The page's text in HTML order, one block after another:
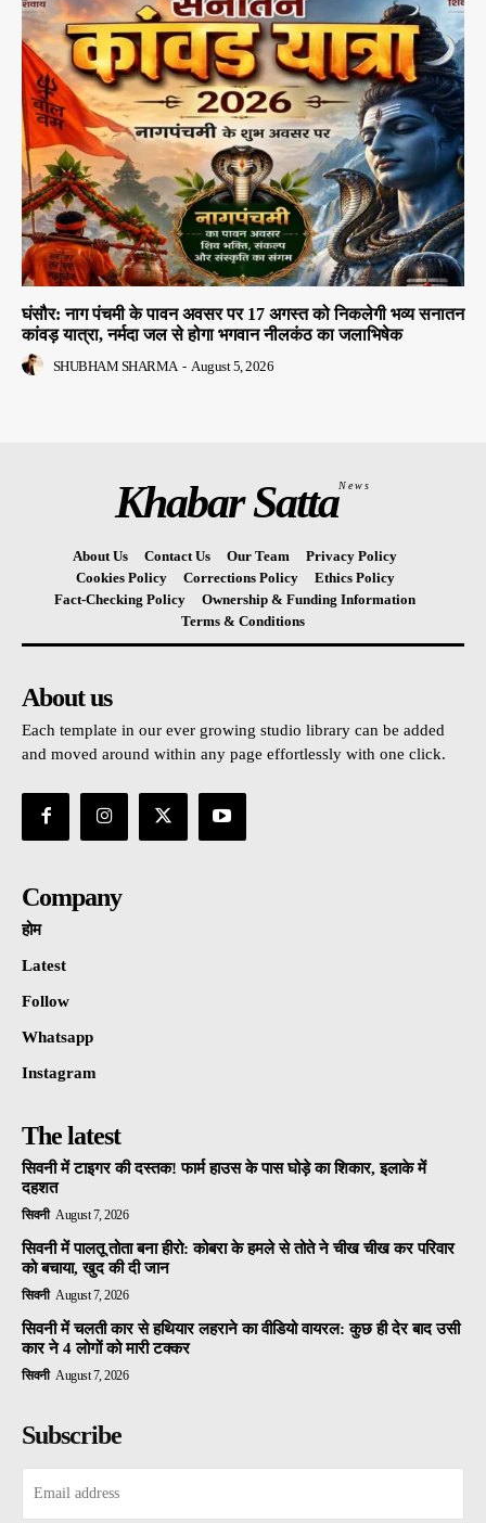
घंसौर: नाग पंचमी के पावन अवसर पर 17 अगस्त को निकलेगी भव्य सनातन
कांवड़ यात्रा, नर्मदा जल से होगा भगवान नीलकंठ का जलाभिषेक
SHUBHAM SHARMA - August 5, 2026
Khabar SattaNews
About Us Contact Us Our Team
Privacy Policy
Cookies Policy
Corrections Policy
Ethics Policy
Fact-Checking Policy
Ownership & Funding Information
Terms & Conditions
About us
Each template in our ever growing studio library can be added
and moved around within any page effortlessly with one click.
Company
होम
Latest
Follow
Whatsapp
Instagram
The latest
सिवनी में टाइगर की दस्तक! फार्म हाउस के पास घोड़े का शिकार, इलाके में
दहशत
सिवनी August 7, 2026
सिवनी में पालतू तोता बना हीरो: कोबरा के हमले से तोते ने चीख चीख कर परिवार
को बचाया, खुद की दी जान
सिवनी August 7, 2026
सिवनी में चलती कार से हथियार लहराने का वीडियो वायरल: कुछ ही देर बाद उसी
कार ने 4 लोगों को मारी टक्कर
सिवनी August 7, 2026
Subscribe